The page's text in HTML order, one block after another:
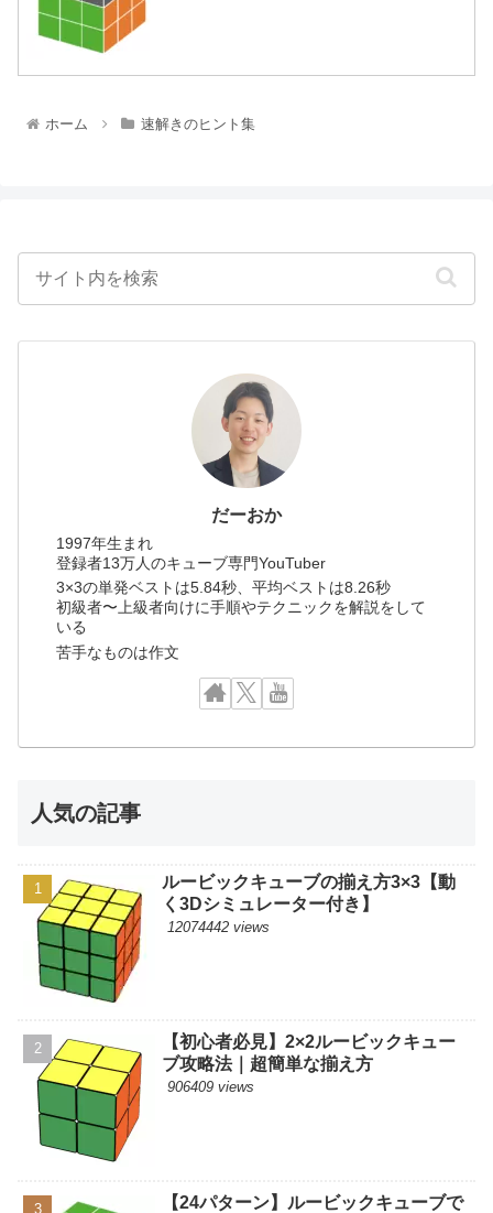
ホーム 速解きのヒント集
だーおか
1997年生まれ
登録者13万人のキューブ専門YouTuber
3×3の単発ベストは5.84秒、平均ベストは8.26秒
初級者〜上級者向けに手順やテクニックを解説をして
いる
苦手なものは作文
人気の記事
ルービックキューブの揃え方3×3【動
く3Dシミュレーター付き】
12074442 views
【初心者必見】2×2ルービックキュー
ブ攻略法｜超簡単な揃え方
906409 views
【24パターン】ルービックキューブで